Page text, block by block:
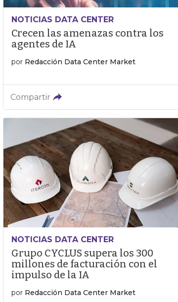
NOTICIAS DATA CENTER
Crecen las amenazas contra los
agentes de IA
por Redacción Data Center Market
Compartir
NOTICIAS DATA CENTER
Grupo CYCLUS supera los 300
millones de facturación con el
impulso de la IA
por Redacción Data Center Market